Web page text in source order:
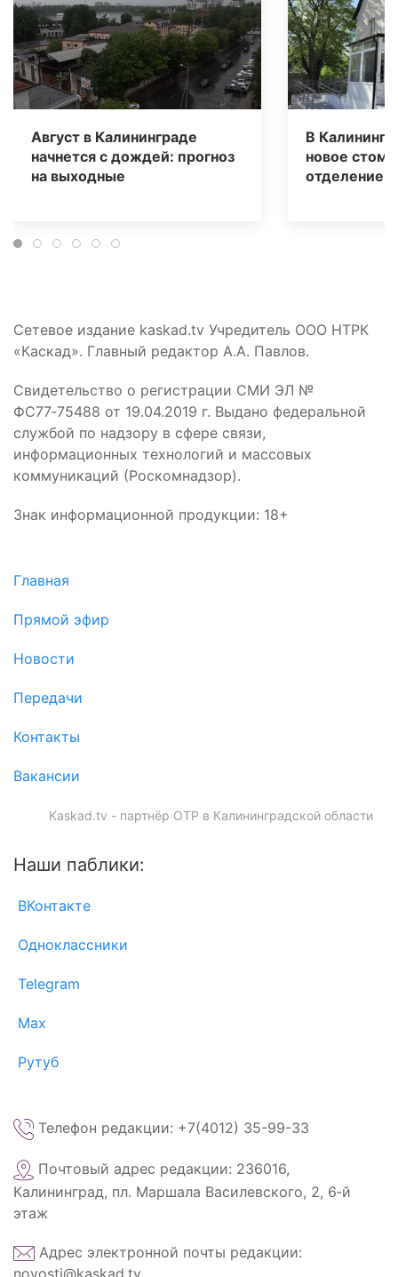
Август в Калининграде
начнется с дождей: прогноз
на выходные
В
новое
отделение
Сетевое издание kaskad.tv Учредитель ООО НТРК
«Каскад». Главный редактор А.А. Павлов.
Свидетельство о регистрации СМИ ЭЛ №
ФС77‑75488 от 19.04.2019 г. Выдано федеральной
службой по надзору в сфере связи,
информационных технологий и массовых
коммуникаций (Роскомнадзор).
Знак информационной продукции: 18+
Главная
Прямой эфир
Новости
Передачи
Контакты
Вакансии
Kaskad.tv - партнёр ОТР в Калининградской области
Наши паблики:
ВКонтакте
Одноклассники
Telegram
Max
Рутуб
Телефон редакции: +7(4012) 35-99-33
Почтовый адрес редакции: 236016,
Калининград, пл. Маршала Василевского, 2, 6‑й
этаж
Адрес электронной почты редакции:
novosti@kaskad.tv